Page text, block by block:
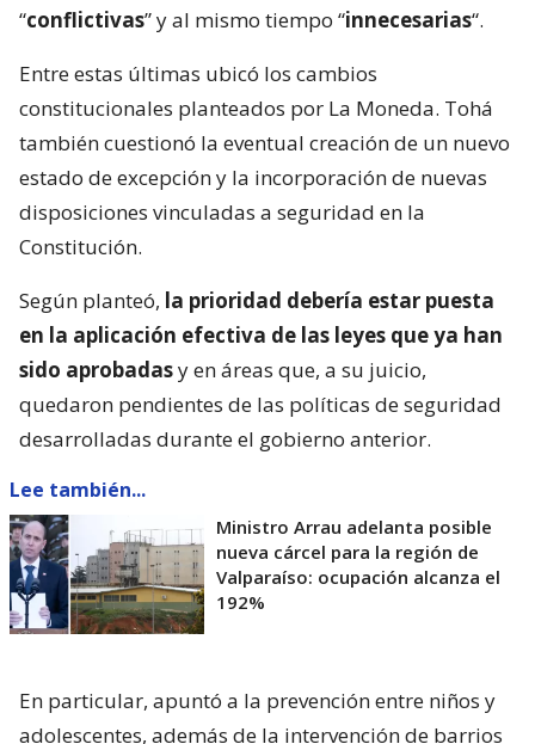
“conflictivas” y al mismo tiempo “innecesarias“.
Entre estas últimas ubicó los cambios
constitucionales planteados por La Moneda. Tohá
también cuestionó la eventual creación de un nuevo
estado de excepción y la incorporación de nuevas
disposiciones vinculadas a seguridad en la
Constitución.
Según planteó, la prioridad debería estar puesta
en la aplicación efectiva de las leyes que ya han
sido aprobadasy en áreas que, a su juicio,
quedaron pendientes de las políticas de seguridad
desarrolladas durante el gobierno anterior.
Lee también...
Ministro Arrau adelanta posible
nueva cárcel para la región de
Valparaíso: ocupación alcanza el
192%
En particular, apuntó a la prevención entre niños y
adolescentes, además de la intervención de barrios